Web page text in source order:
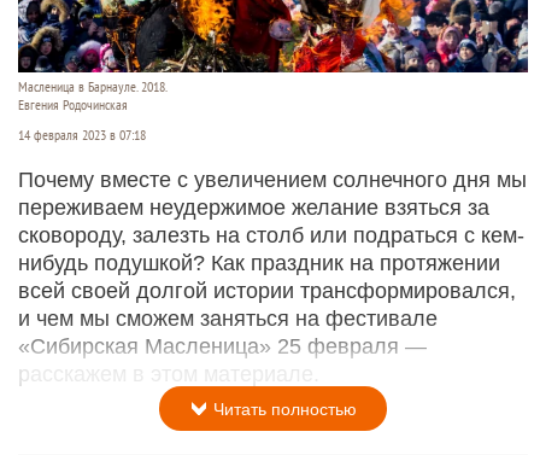
Масленица в Барнауле. 2018.
Евгения Родочинская
14 февраля 2023 в 07:18
Почему вместе с увеличением солнечного дня мы
переживаем неудержимое желание взяться за
сковороду, залезть на столб или подраться с кем-
нибудь подушкой? Как праздник на протяжении
всей своей долгой истории трансформировался,
и чем мы сможем заняться на фестивале
«Сибирская Масленица» 25 февраля —
расскажем в этом материале.
Читать полностью